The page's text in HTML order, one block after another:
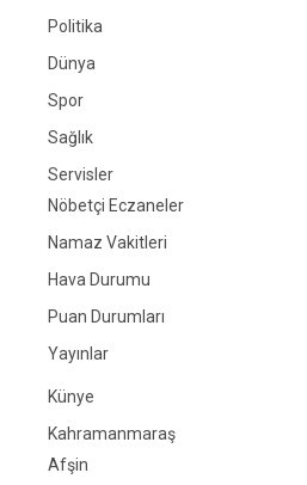
Politika
Dünya
Spor
Sağlık
Servisler
Nöbetçi Eczaneler
Namaz Vakitleri
Hava Durumu
Puan Durumları
Yayınlar
Künye
Kahramanmaraş
Afşin